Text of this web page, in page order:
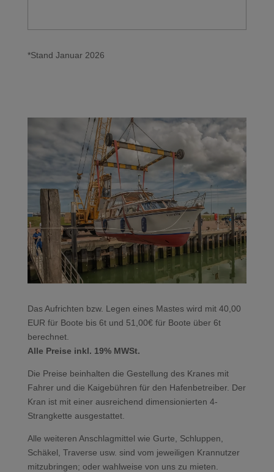
*Stand Januar 2026
Das Aufrichten bzw. Legen eines Mastes wird mit 40,00
EUR für Boote bis 6t und 51,00€ für Boote über 6t
berechnet.
Alle Preise inkl. 19% MWSt.
Die Preise beinhalten die Gestellung des Kranes mit
Fahrer und die Kaigebühren für den Hafenbetreiber. Der
Kran ist mit einer ausreichend dimensionierten 4-
Strangkette ausgestattet.
Alle weiteren Anschlagmittel wie Gurte, Schluppen,
Schäkel, Traverse usw. sind vom jeweiligen Krannutzer
mitzubringen; oder wahlweise von uns zu mieten.